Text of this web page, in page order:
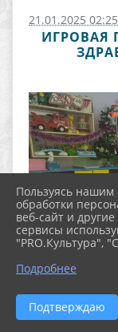
21.01.2025 02:25
ИГРОВАЯ
Пользуясь нашим
обработки
веб-сайт и
сервисы
"PRO.Культура",
Подробнее
Подтверждаю